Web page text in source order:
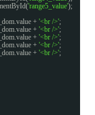
'range5_value');
+ '<br />';
+ '<br />';
+ '<br />';
+ '<br />';
+ '<br />';